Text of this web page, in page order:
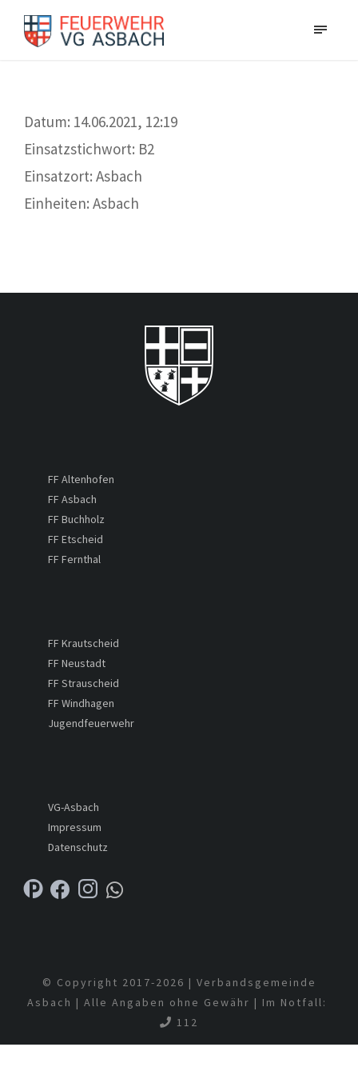
Datum: 14.06.2021, 12:19
Einsatzstichwort: B2
Einsatzort: Asbach
Einheiten: Asbach
FF Altenhofen
FF Asbach
FF Buchholz
FF Etscheid
FF Fernthal
FF Krautscheid
FF Neustadt
FF Strauscheid
FF Windhagen
Jugendfeuerwehr
VG-Asbach
Impressum
Datenschutz
© Copyright 2017-2026 | Verbandsgemeinde
Asbach | Alle Angaben ohne Gewähr | Im Notfall:
112